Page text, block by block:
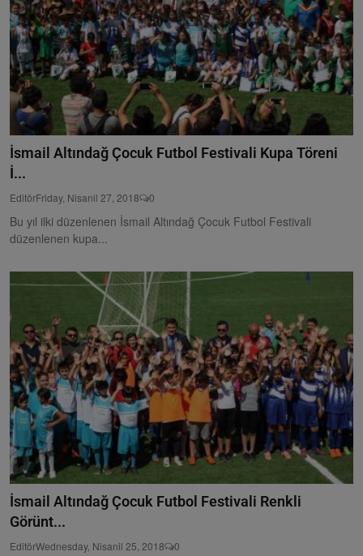
İsmail Altındağ Çocuk Futbol Festivali Kupa Töreni
İ...
EditörFriday, Nisanil 27, 2018 0
Bu yıl ilki düzenlenen İsmail Altındağ Çocuk Futbol Festivali
düzenlenen kupa...
İsmail Altındağ Çocuk Futbol Festivali Renkli
Görünt...
EditörWednesday, Nisanil 25, 2018 0